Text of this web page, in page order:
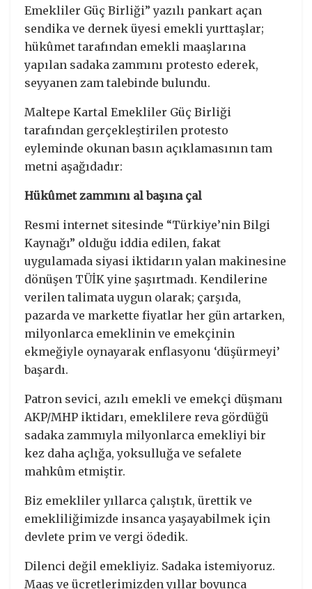
Emekliler Güç Birliği” yazılı pankart açan
sendika ve dernek üyesi emekli yurttaşlar;
hükûmet tarafından emekli maaşlarına
yapılan sadaka zammını protesto ederek,
seyyanen zam talebinde bulundu.
Maltepe Kartal Emekliler Güç Birliği
tarafından gerçekleştirilen protesto
eyleminde okunan basın açıklamasının tam
metni aşağıdadır:
Hükûmet zammını al başına çal
Resmi internet sitesinde “Türkiye’nin Bilgi
Kaynağı” olduğu iddia edilen, fakat
uygulamada siyasi iktidarın yalan makinesine
dönüşen TÜİK yine şaşırtmadı. Kendilerine
verilen talimata uygun olarak; çarşıda,
pazarda ve markette fiyatlar her gün artarken,
milyonlarca emeklinin ve emekçinin
ekmeğiyle oynayarak enflasyonu ‘düşürmeyi’
başardı.
Patron sevici, azılı emekli ve emekçi düşmanı
AKP/MHP iktidarı, emeklilere reva gördüğü
sadaka zammıyla milyonlarca emekliyi bir
kez daha açlığa, yoksulluğa ve sefalete
mahkûm etmiştir.
Biz emekliler yıllarca çalıştık, ürettik ve
emekliliğimizde insanca yaşayabilmek için
devlete prim ve vergi ödedik.
Dilenci değil emekliyiz. Sadaka istemiyoruz.
Maaş ve ücretlerimizden yıllar boyunca